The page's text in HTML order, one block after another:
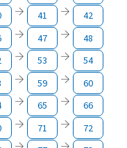
41
42
47
48
53
54
59
60
65
66
71
72